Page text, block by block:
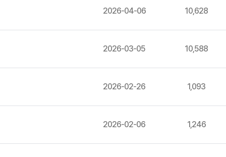
2026-04-06 10,628
2026-03-05 10,588
2026-02-26 1,093
2026-02-06 1,246